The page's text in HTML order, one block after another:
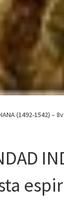
(1492-1542)